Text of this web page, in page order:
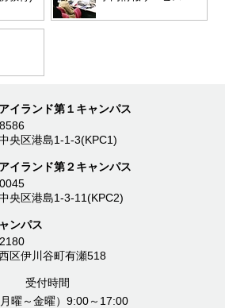
イランド第１キャンパス
央区港島1-1-3(KPC1)
イランド第２キャンパス
央区港島1-3-11(KPC2)
ンパス
区伊川谷町有瀬518
受付時間
曜～金曜）9:00～17:00